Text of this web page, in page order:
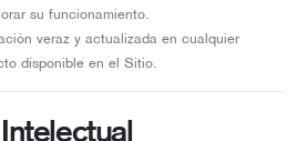
su funcionamiento.
veraz y actualizada en cualquier
disponible en el Sitio.